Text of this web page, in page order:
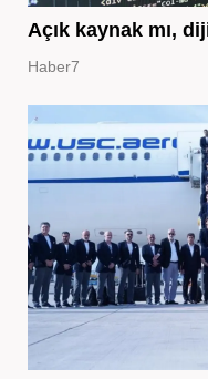
Açık kaynak mı,
Haber7